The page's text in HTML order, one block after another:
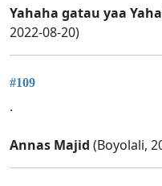
Yahaha gatau yaa
2022-08-20)
#109
.
Annas Majid (Boyolali,